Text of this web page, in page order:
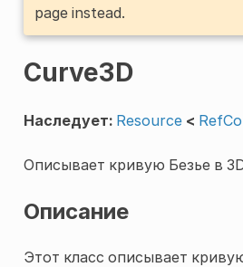
page instead.
Curve3D
Наследует: Resource <
Описывает кривую Безье в
Описание
Этот класс описывает